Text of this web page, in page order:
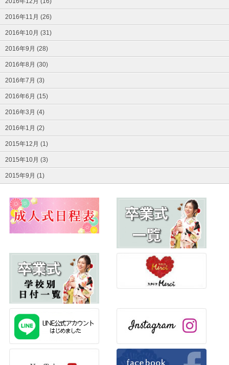
2016年11月 (26)
2016年10月 (31)
2016年9月 (28)
2016年8月 (30)
2016年7月 (3)
2016年6月 (15)
2016年3月 (4)
2016年1月 (2)
2015年12月 (1)
2015年10月 (3)
2015年9月 (1)